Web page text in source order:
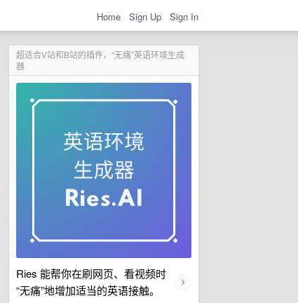
Home Sign Up Sign In
超适合V站和B站的插件，“无痛”英语环境生成
器
Ries 能帮你在刷网页、看视频时
“无痛”地增加适当的英语接触。
›